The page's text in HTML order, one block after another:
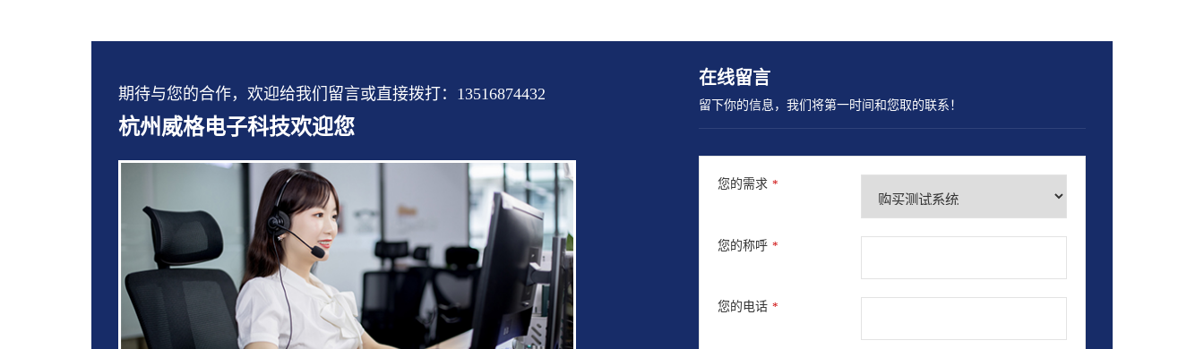
期待与您的合作，欢迎给我们留言或直接拨打：13516874432
杭州威格电子科技欢迎您
在线留言
留下你的信息，我们将第一时间和您取的联系！
您的需求 *
您的称呼 *
您的电话 *